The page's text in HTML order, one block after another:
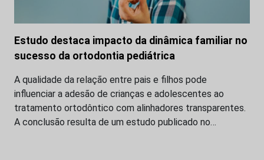
Estudo destaca impacto da dinâmica familiar no
sucesso da ortodontia pediátrica
A qualidade da relação entre pais e filhos pode
influenciar a adesão de crianças e adolescentes ao
tratamento ortodôntico com alinhadores transparentes.
A conclusão resulta de um estudo publicado no…